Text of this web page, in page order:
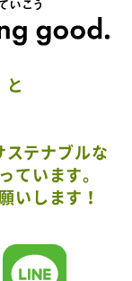
ステナブルな
ています。
いします！